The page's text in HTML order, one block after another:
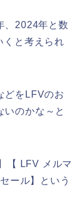
、2024年と数
くと考えられ
どをLFVのお
いのかな～と
【 LFV メルマ
ール】という